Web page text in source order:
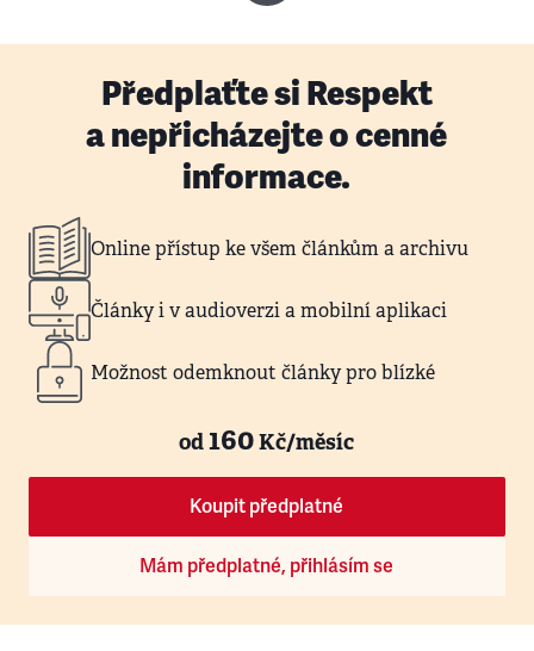
Předplaťte si Respekt
a nepřicházejte o cenné
informace.
Online přístup ke všem článkům a archivu
Články i v audioverzi a mobilní aplikaci
Možnost odemknout články pro blízké
od160Kč/měsíc
Koupit předplatné
Mám předplatné, přihlásím se